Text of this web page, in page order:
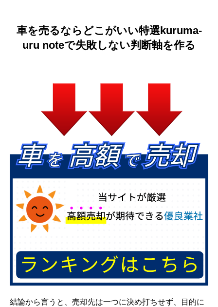
車を売るならどこがいい特選kuruma-
uru noteで失敗しない判断軸を作る
結論から言うと、売却先は一つに決め打ちせず、目的に